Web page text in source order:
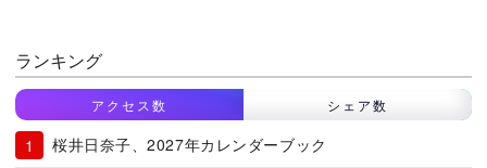
ランキング
アクセス数 シェア数
桜井日奈子、2027年カレンダーブック